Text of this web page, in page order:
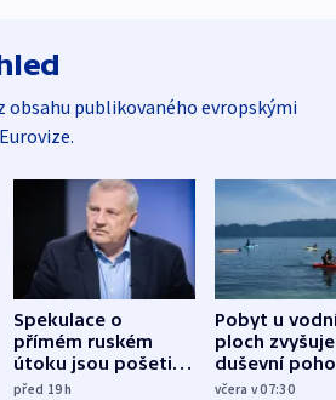
obsahu publikovaného evropskými
Spekulace o
přímém ruském
útoku jsou pošetilé,
míní estonský
před 19h
Pobyt u
ploch zvyšuje
duševní
ukázala
včera v 07:30